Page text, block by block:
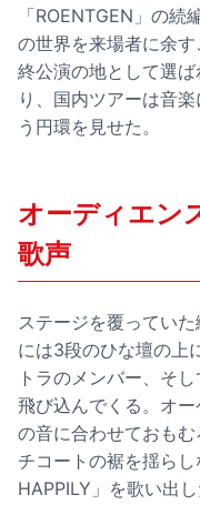
「ROENTGEN」の続
の世界を来場者に余
終公演の地として選
り、国内ツアーは音
う円環を見せた。
オーディエン
歌声
ステージを覆ってい
には3段のひな壇の上
トラのメンバー、そ
飛び込んでくる。オ
の音に合わせておも
チコートの裾を揺ら
HAPPILY」を歌い出し